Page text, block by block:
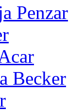
Penzar
Becker